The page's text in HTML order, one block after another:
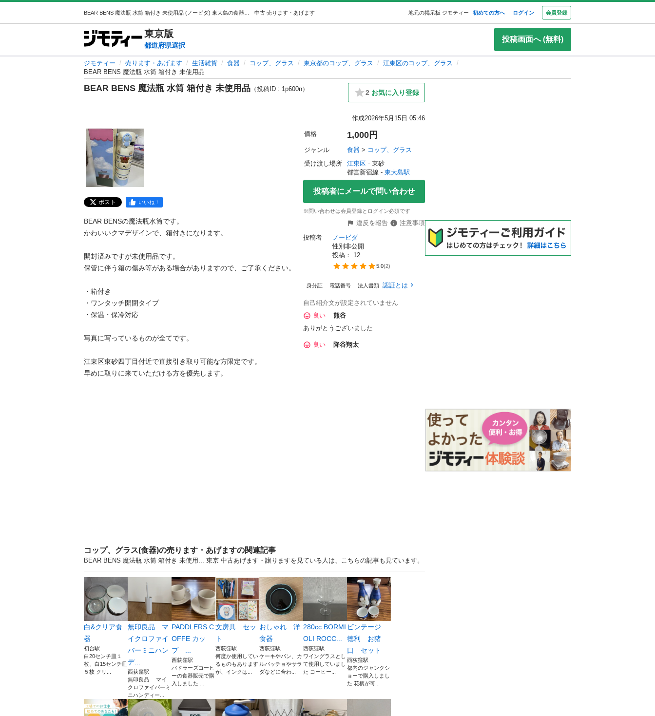
中古 売ります・あげます 地元の掲示板 ジモティー 初めての方へ ログイン 会員登録
東京版
都道府県選択
投稿画面へ (無料)
ジモティー 売ります・あげます 生活雑貨 食器 コップ、グラス 東京都のコップ、グラス
江東区のコップ、グラス
BEAR BENS 魔法瓶 水筒 箱付き 未使用品
BEAR BENS 魔法瓶 水筒 箱付き 未使用品 （投稿ID : 1p600n） 2 お気に入り登録
作成2026年5月15日 05:46
ポスト いいね！
BEAR BENSの魔法瓶水筒です。
かわいいクマデザインで、箱付きになります。
開封済みですが未使用品です。
保管に伴う箱の傷み等がある場合がありますので、ご了承ください。
・箱付き
・ワンタッチ開閉タイプ
・保温・保冷対応
写真に写っているものが全てです。
江東区東砂四丁目付近で直接引き取り可能な方限定です。
早めに取りに来ていただける方を優先します。
価格 1,000円
ジャンル 食器 > コップ、グラス
受け渡し場所
江東区 - 東砂
都営新宿線 - 東大島駅
投稿者にメールで問い合わせ
※問い合わせは会員登録とログイン必須です
違反を報告
注意事項
投稿者
ノービダ
性別非公開
投稿： 12
5.0(2)
身分証 電話番号 法人書類 認証とは
自己紹介文が設定されていません
良い
熊谷
ありがとうございました
良い 降谷翔太
コップ、グラス(食器)の売ります・あげますの関連記事
BEAR BENS 魔法瓶 水筒 箱付き 未使用... 東京 中古あげます・譲りますを見ている人は、こちらの記事も見ています。
白&クリア食
器
初台駅
白20センチ皿１
枚、白15センチ皿
５枚 クリ...
無印良品 マ
イクロファイ
バーミニハン
デ...
西荻窪駅
無印良品 マイ
クロファイバーミ
ニハンディー...
PADDLERS C
OFFE カッ
プ ...
西荻窪駅
パドラーズコーヒ
ーの食器販売で購
入しました ...
文房具 セッ
ト
西荻窪駅
何度か使用してい
るものもあります
が、インクは...
おしゃれ 洋
食器
西荻窪駅
ケーキやパン、カ
ルパッチョやサラ
ダなどに合わ...
280cc BORMI
OLI ROCC...
西荻窪駅
ワイングラスとし
て使用していまし
た コーヒー...
ビンテージ
徳利 お猪
口 セット
西荻窪駅
都内のジャンクシ
ョーで購入しまし
た 花柄が可...